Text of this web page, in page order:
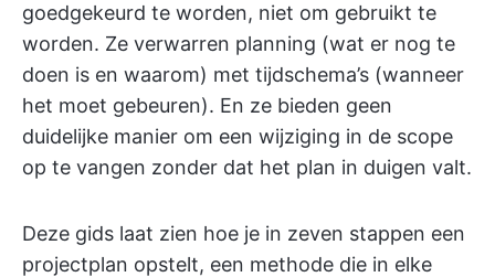
goedgekeurd te worden, niet om gebruikt te
worden. Ze verwarren planning (wat er nog te
doen is en waarom) met tijdschema’s (wanneer
het moet gebeuren). En ze bieden geen
duidelijke manier om een wijziging in de scope
op te vangen zonder dat het plan in duigen valt.
Deze gids laat zien hoe je in zeven stappen een
projectplan opstelt, een methode die in elke